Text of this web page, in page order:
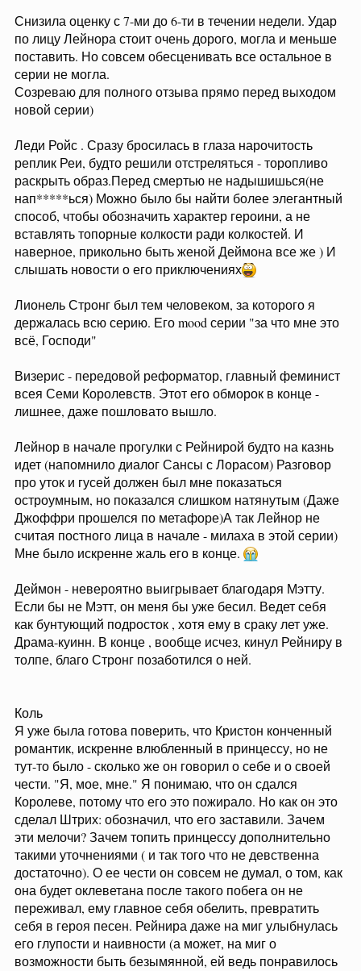
Снизила оценку с 7-ми до 6-ти в течении недели. Удар
по лицу Лейнора стоит очень дорого, могла и меньше
поставить. Но совсем обесценивать все остальное в
серии не могла.
Созреваю для полного отзыва прямо перед выходом
новой серии)
Леди Ройс . Сразу бросилась в глаза нарочитость
реплик Реи, будто решили отстреляться - торопливо
раскрыть образ.Перед смертью не надышишься(не
нап*****ься) Можно было бы найти более элегантный
способ, чтобы обозначить характер героини, а не
вставлять топорные колкости ради колкостей. И
наверное, прикольно быть женой Деймона все же ) И
слышать новости о его приключениях
Лионель Стронг был тем человеком, за которого я
держалась всю серию. Его mood серии "за что мне это
всё, Господи"
Визерис - передовой реформатор, главный феминист
всея Семи Королевств. Этот его обморок в конце -
лишнее, даже пошловато вышло.
Лейнор в начале прогулки с Рейнирой будто на казнь
идет (напомнило диалог Сансы с Лорасом) Разговор
про уток и гусей должен был мне показаться
остроумным, но показался слишком натянутым (Даже
Джоффри прошелся по метафоре)А так Лейнор не
считая постного лица в начале - милаха в этой серии)
Мне было искренне жаль его в конце.
Деймон - невероятно выигрывает благодаря Мэтту.
Если бы не Мэтт, он меня бы уже бесил. Ведет себя
как бунтующий подросток , хотя ему в сраку лет уже.
Драма-куинн. В конце , вообще исчез, кинул Рейниру в
толпе, благо Стронг позаботился о ней.
Коль
Я уже была готова поверить, что Кристон конченный
романтик, искренне влюбленный в принцессу, но не
тут-то было - сколько же он говорил о себе и о своей
чести. "Я, мое, мне." Я понимаю, что он сдался
Королеве, потому что его это пожирало. Но как он это
сделал Штрих: обозначил, что его заставили. Зачем
эти мелочи? Зачем топить принцессу дополнительно
такими уточнениями ( и так того что не девственна
достаточно). О ее чести он совсем не думал, о том, как
она будет оклеветана после такого побега он не
переживал, ему главное себя обелить, превратить
себя в героя песен. Рейнира даже на миг улыбнулась
его глупости и наивности (а может, на миг о
возможности быть безымянной, ей ведь понравилось